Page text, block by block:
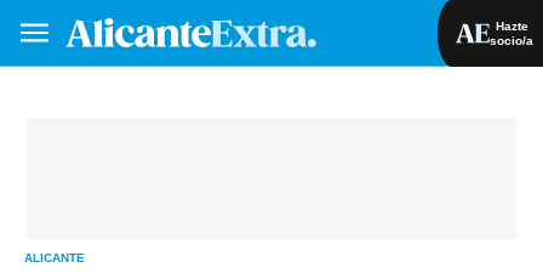
Hazte
socio/a
ALICANTE